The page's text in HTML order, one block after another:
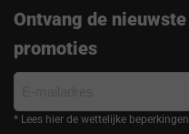
Ontvang de
promoties
mailadres
* Lees hier de wettelijke beperkingen